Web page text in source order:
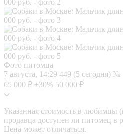
Фото питомца
7 августа, 14:29 449 (5 сегодня) №
65 000 ₽ +30% 50 000 ₽
Указанная стоимость в любимцы
продавца доступен ли питомец в
Цена может отличаться.